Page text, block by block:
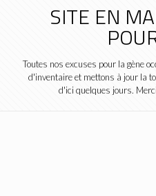
SITE EN
Toutes nos excuses pour la gène
d'inventaire et mettons à jour la
d'ici quelques jours.